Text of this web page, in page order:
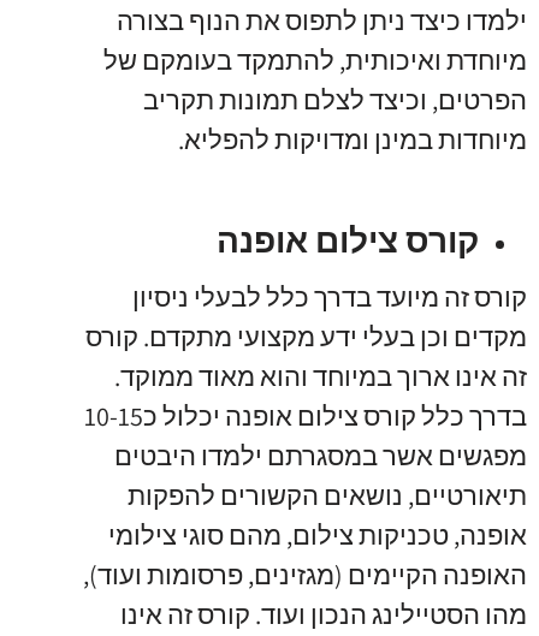
ילמדו כיצד ניתן לתפוס את הנוף בצורה
מיוחדת ואיכותית, להתמקד בעומקם של
הפרטים, וכיצד לצלם תמונות תקריב
מיוחדות במינן ומדויקות להפליא.
קורס צילום אופנה
קורס זה מיועד בדרך כלל לבעלי ניסיון
מקדים וכן בעלי ידע מקצועי מתקדם. קורס
זה אינו ארוך במיוחד והוא מאוד ממוקד.
בדרך כלל קורס צילום אופנה יכלול כ10-15
מפגשים אשר במסגרתם ילמדו היבטים
תיאורטיים, נושאים הקשורים להפקות
אופנה, טכניקות צילום, מהם סוגי צילומי
האופנה הקיימים (מגזינים, פרסומות ועוד),
מהו הסטיילינג הנכון ועוד. קורס זה אינו